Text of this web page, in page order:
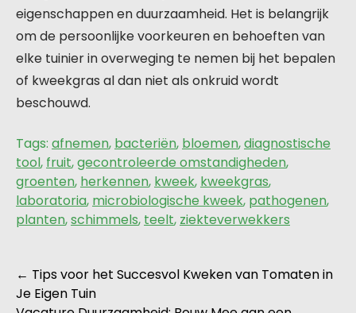
eigenschappen en duurzaamheid. Het is belangrijk
om de persoonlijke voorkeuren en behoeften van
elke tuinier in overweging te nemen bij het bepalen
of kweekgras al dan niet als onkruid wordt
beschouwd.
Tags: afnemen, bacteriën, bloemen,diagnostische
tool, fruit,gecontroleerde omstandigheden,
groenten, herkennen, kweek, kweekgras,
laboratoria, microbiologische kweek, pathogenen,
planten,schimmels, teelt, ziekteverwekkers
Berichtnavigatie
← Tips voor het Succesvol Kweken van Tomaten in
Je Eigen Tuin